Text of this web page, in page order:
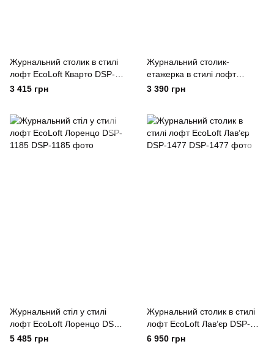
Журнальний столик в стилі
лофт EcoLoft Кварто DSP-
1422
3 415 грн
Журнальний столик-
етажерка в стилі лофт
EcoLoft Мервин DSP-1451
3 390 грн
Журнальний стіл у стилі
лофт EcoLoft Лоренцо DSP-
1185
5 485 грн
Журнальний столик в стилі
лофт EcoLoft Лав’єр DSP-
1477
6 950 грн